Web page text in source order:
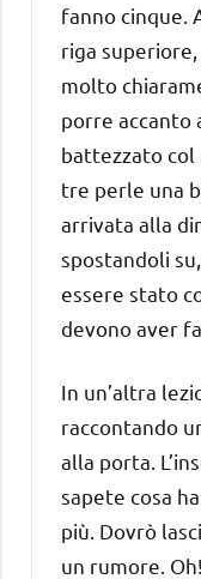
fanno cinque.
riga
molto
porre accanto
battezzato col
tre perle una
arrivata alla
spostandoli
essere stato
devono aver
In un’altra
raccontando
alla porta.
sapete cosa
più. Dovrò
un rumore.